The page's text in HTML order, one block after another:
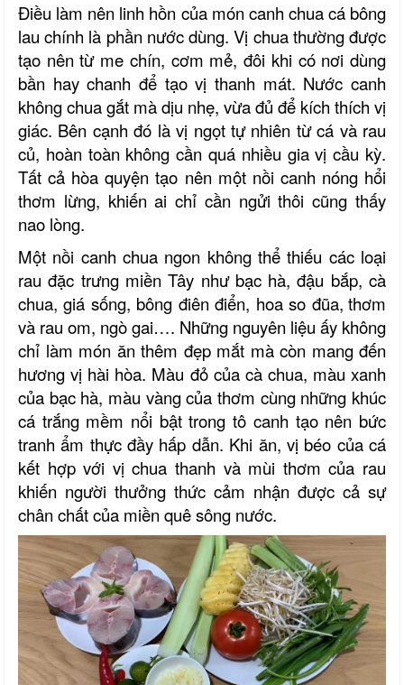
Điều làm nên linh hồn của món canh chua cá bông
lau chính là phần nước dùng. Vị chua thường được
tạo nên từ me chín, cơm mẻ, đôi khi có nơi dùng
bần hay chanh để tạo vị thanh mát. Nước canh
không chua gắt mà dịu nhẹ, vừa đủ để kích thích vị
giác. Bên cạnh đó là vị ngọt tự nhiên từ cá và rau
củ, hoàn toàn không cần quá nhiều gia vị cầu kỳ.
Tất cả hòa quyện tạo nên một nồi canh nóng hổi
thơm lừng, khiến ai chỉ cần ngửi thôi cũng thấy
nao lòng.
Một nồi canh chua ngon không thể thiếu các loại
rau đặc trưng miền Tây như bạc hà, đậu bắp, cà
chua, giá sống, bông điên điển, hoa so đũa, thơm
và rau om, ngò gai…. Những nguyên liệu ấy không
chỉ làm món ăn thêm đẹp mắt mà còn mang đến
hương vị hài hòa. Màu đỏ của cà chua, màu xanh
của bạc hà, màu vàng của thơm cùng những khúc
cá trắng mềm nổi bật trong tô canh tạo nên bức
tranh ẩm thực đầy hấp dẫn. Khi ăn, vị béo của cá
kết hợp với vị chua thanh và mùi thơm của rau
khiến người thưởng thức cảm nhận được cả sự
chân chất của miền quê sông nước.